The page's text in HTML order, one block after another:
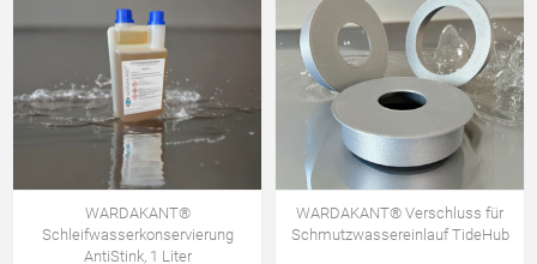
WARDAKANT®
Schleifwasserkonservierung
AntiStink, 1 Liter
WARDAKANT® Verschluss für
Schmutzwassereinlauf TideHub